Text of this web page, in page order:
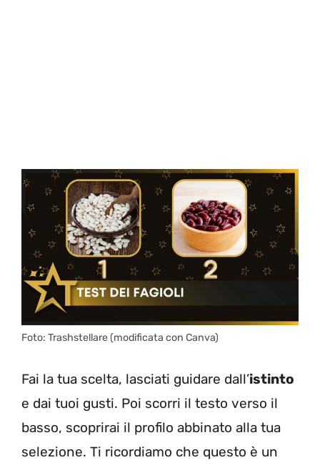
Foto: Trashstellare (modificata con Canva)
Fai la tua scelta, lasciati guidare dall’istinto
e dai tuoi gusti. Poi scorri il testo verso il
basso, scoprirai il profilo abbinato alla tua
selezione. Ti ricordiamo che questo è un